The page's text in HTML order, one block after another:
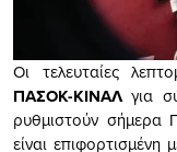
Οι τελευταίες
ΠΑΣΟΚ-ΚΙΝΑΛγια
ρυθμιστούν
είναι